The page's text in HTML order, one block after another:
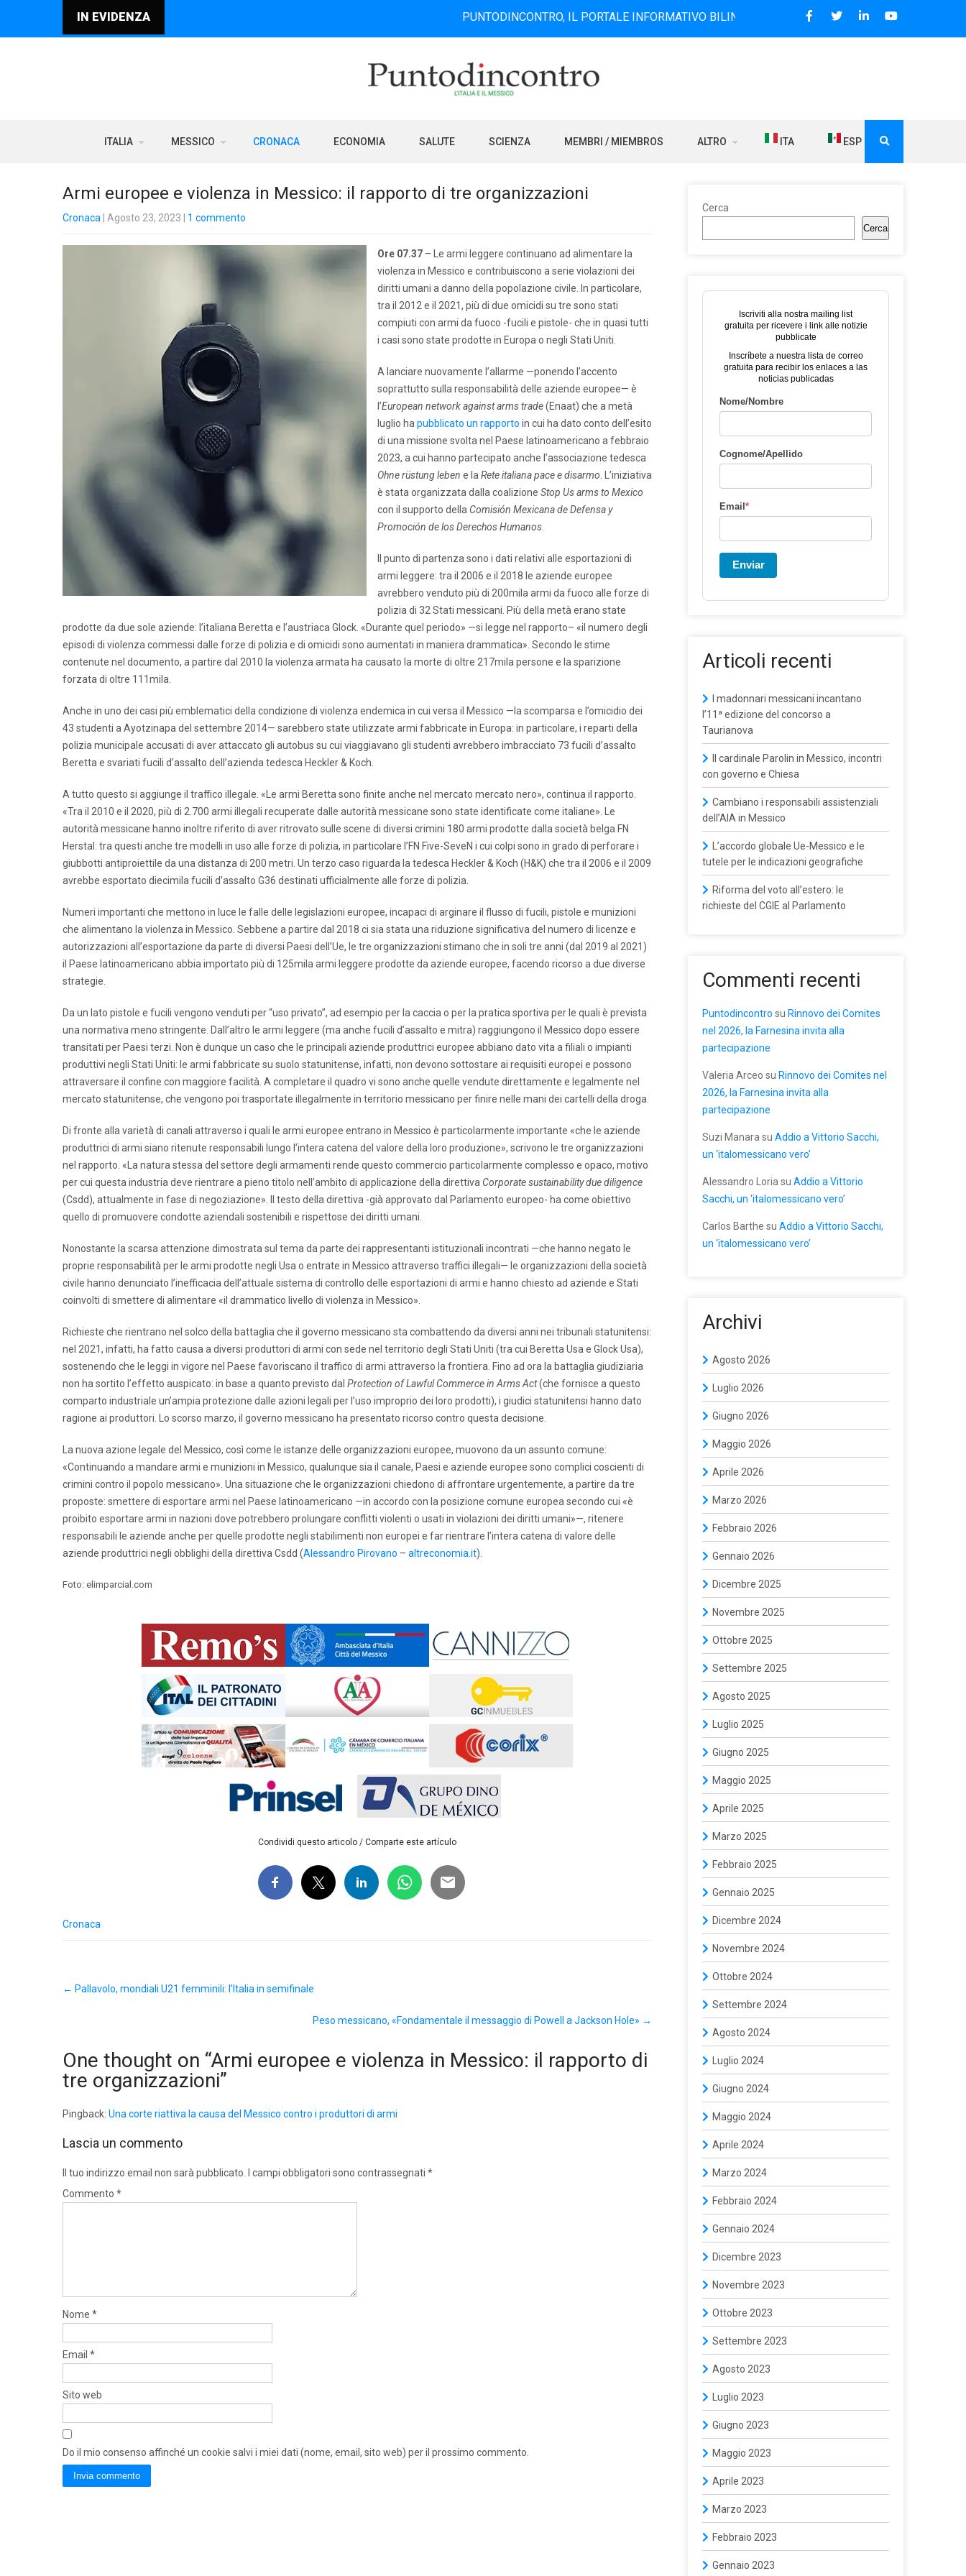
IN EVIDENZA PUNTODINCONTRO, IL PORTALE INFORMATIVO BILINGUE CHE DAL 2006 DIFFONDE NOTIZIE SUI
ITALIA MESSICO CRONACA ECONOMIA SALUTE SCIENZA MEMBRI / MIEMBROS ALTRO ITA ESP
Armi europee e violenza in Messico: il rapporto di tre organizzazioni
Cronaca | Agosto 23, 2023 1 commento
Ore 07.37 – Le armi leggere continuano ad alimentare la
violenza in Messico e contribuiscono a serie violazioni dei
diritti umani a danno della popolazione civile. In particolare,
tra il 2012 e il 2021, più di due omicidi su tre sono stati
compiuti con armi da fuoco -fucili e pistole- che in quasi tutti
i casi sono state prodotte in Europa o negli Stati Uniti.
A lanciare nuovamente l’allarme —ponendo l’accento
soprattutto sulla responsabilità delle aziende europee— è
l’European network against arms trade(Enaat) che a metà
luglio ha pubblicato un rapporto in cui ha dato conto dell’esito
di una missione svolta nel Paese latinoamericano a febbraio
2023, a cui hanno partecipato anche l’associazione tedesca
Ohne rüstung leben e la Rete italiana pace e disarmo . L’iniziativa
è stata organizzata dalla coalizione Stop Us arms to Mexico
con il supporto della Comisión Mexicana de Defensa y
Promoción de los Derechos Humanos
Il punto di partenza sono i dati relativi alle esportazioni di
armi leggere: tra il 2006 e il 2018 le aziende europee
avrebbero venduto più di 200mila armi da fuoco alle forze di
polizia di 32 Stati messicani. Più della metà erano state
prodotte da due sole aziende: l’italiana Beretta e l’austriaca Glock. «Durante quel periodo» —si legge nel rapporto– «il numero degli
episodi di violenza commessi dalle forze di polizia e di omicidi sono aumentati in maniera drammatica». Secondo le stime
contenute nel documento, a partire dal 2010 la violenza armata ha causato la morte di oltre 217mila persone e la sparizione
forzata di oltre 111mila.
Anche in uno dei casi più emblematici della condizione di violenza endemica in cui versa il Messico —la scomparsa e l’omicidio dei
43 studenti a Ayotzinapa del settembre 2014— sarebbero state utilizzate armi fabbricate in Europa: in particolare, i reparti della
polizia municipale accusati di aver attaccato gli autobus su cui viaggiavano gli studenti avrebbero imbracciato 73 fucili d’assalto
Beretta e svariati fucili d’assalto dell’azienda tedesca Heckler & Koch.
A tutto questo si aggiunge il traffico illegale. «Le armi Beretta sono finite anche nel mercato mercato nero», continua il rapporto.
«Tra il 2010 e il 2020, più di 2.700 armi illegali recuperate dalle autorità messicane sono state identificate come italiane». Le
autorità messicane hanno inoltre riferito di aver ritrovato sulle scene di diversi crimini 180 armi prodotte dalla società belga FN
Herstal: tra questi anche tre modelli in uso alle forze di polizia, in particolare l’FN Five-SeveN i cui colpi sono in grado di perforare i
giubbotti antiproiettile da una distanza di 200 metri. Un terzo caso riguarda la tedesca Heckler & Koch (H&K) che tra il 2006 e il 2009
avrebbe esportato diecimila fucili d’assalto G36 destinati ufficialmente alle forze di polizia.
Numeri importanti che mettono in luce le falle delle legislazioni europee, incapaci di arginare il flusso di fucili, pistole e munizioni
che alimentano la violenza in Messico. Sebbene a partire dal 2018 ci sia stata una riduzione significativa del numero di licenze e
autorizzazioni all’esportazione da parte di diversi Paesi dell’Ue, le tre organizzazioni stimano che in soli tre anni (dal 2019 al 2021)
il Paese latinoamericano abbia importato più di 125mila armi leggere prodotte da aziende europee, facendo ricorso a due diverse
strategie.
Da un lato pistole e fucili vengono venduti per “uso privato”, ad esempio per la caccia o per la pratica sportiva per le quali è prevista
una normativa meno stringente. Dall’altro le armi leggere (ma anche fucili d’assalto e mitra) raggiungono il Messico dopo essere
transitati per Paesi terzi. Non è dunque un caso che le principali aziende produttrici europee abbiano dato vita a filiali o impianti
produttivi negli Stati Uniti: le armi fabbricate su suolo statunitense, infatti, non devono sottostare ai requisiti europei e possono
attraversare il confine con maggiore facilità. A completare il quadro vi sono anche quelle vendute direttamente e legalmente nel
mercato statunitense, che vengono poi trasportate illegalmente in territorio messicano per finire nelle mani dei cartelli della droga.
Di fronte alla varietà di canali attraverso i quali le armi europee entrano in Messico è particolarmente importante «che le aziende
produttrici di armi siano ritenute responsabili lungo l’intera catena del valore della loro produzione», scrivono le tre organizzazioni
nel rapporto. «La natura stessa del settore degli armamenti rende questo commercio particolarmente complesso e opaco, motivo
per cui questa industria deve rientrare a pieno titolo nell’ambito di applicazione della direttiva Corporate sustainability due diligence
(Csdd), attualmente in fase di negoziazione». Il testo della direttiva -già approvato dal Parlamento europeo- ha come obiettivo
quello di promuovere condotte aziendali sostenibili e rispettose dei diritti umani.
Nonostante la scarsa attenzione dimostrata sul tema da parte dei rappresentanti istituzionali incontrati —che hanno negato le
proprie responsabilità per le armi prodotte negli Usa o entrate in Messico attraverso traffici illegali— le organizzazioni della società
civile hanno denunciato l’inefficacia dell’attuale sistema di controllo delle esportazioni di armi e hanno chiesto ad aziende e Stati
coinvolti di smettere di alimentare «il drammatico livello di violenza in Messico».
Richieste che rientrano nel solco della battaglia che il governo messicano sta combattendo da diversi anni nei tribunali statunitensi:
nel 2021, infatti, ha fatto causa a diversi produttori di armi con sede nel territorio degli Stati Uniti (tra cui Beretta Usa e Glock Usa),
sostenendo che le leggi in vigore nel Paese favoriscano il traffico di armi attraverso la frontiera. Fino ad ora la battaglia giudiziaria
non ha sortito l’effetto auspicato: in base a quanto previsto dal Protection of Lawful Commerce in Arms Act(che fornisce a questo
comparto industriale un’ampia protezione dalle azioni legali per l’uso improprio dei loro prodotti), i giudici statunitensi hanno dato
ragione ai produttori. Lo scorso marzo, il governo messicano ha presentato ricorso contro questa decisione.
La nuova azione legale del Messico, così come le istanze delle organizzazioni europee, muovono da un assunto comune:
«Continuando a mandare armi e munizioni in Messico, qualunque sia il canale, Paesi e aziende europee sono complici coscienti di
crimini contro il popolo messicano». Una situazione che le organizzazioni chiedono di affrontare urgentemente, a partire da tre
proposte: smettere di esportare armi nel Paese latinoamericano —in accordo con la posizione comune europea secondo cui «è
proibito esportare armi in nazioni dove potrebbero prolungare conflitti violenti o usati in violazioni dei diritti umani»—, ritenere
responsabili le aziende anche per quelle prodotte negli stabilimenti non europei e far rientrare l’intera catena di valore delle
aziende produttrici negli obblighi della direttiva Csdd (Alessandro Pirovano – altreconomia.it).
Foto: elimparcial.com
Condividi questo articolo / Comparte este artículo
Cronaca
navigation
← Pallavolo, mondiali U21 femminili: l’Italia in semifinale
Peso messicano, «Fondamentale il messaggio di Powell a Jackson Hole» →
One thought on “Armi europee e violenza in Messico: il rapporto di
tre organizzazioni”
Pingback: Una corte riattiva la causa del Messico contro i produttori di armi
Lascia un commento
Il tuo indirizzo email non sarà pubblicato. I campi obbligatori sono contrassegnati *
Commento *
Nome *
Email *
Sito web
Do il mio consenso affinché un cookie salvi i miei dati (nome, email, sito web) per il prossimo commento.
Cerca
Cerca
Iscriviti alla nostra mailing list
gratuita per ricevere i link alle notizie
pubblicate
Inscríbete a nuestra lista de correo
gratuita para recibir los enlaces a las
noticias publicadas
Nome/Nombre
Cognome/Apellido
Email *
Enviar
Articoli recenti
I madonnari messicani incantano
l’11ª edizione del concorso a
Taurianova
Il cardinale Parolin in Messico, incontri
con governo e Chiesa
Cambiano i responsabili assistenziali
dell’AIA in Messico
L’accordo globale Ue-Messico e le
tutele per le indicazioni geografiche
Riforma del voto all’estero: le
richieste del CGIE al Parlamento
Commenti recenti
Puntodincontro su Rinnovo dei Comites
nel 2026, la Farnesina invita alla
partecipazione
Valeria Arceo su Rinnovo dei Comites nel
2026, la Farnesina invita alla
partecipazione
Suzi Manara su Addio a Vittorio Sacchi,
un ‘italomessicano vero’
Alessandro Loria su Addio a Vittorio
Sacchi, un ‘italomessicano vero’
Carlos Barthe su Addio a Vittorio Sacchi,
un ‘italomessicano vero’
Archivi
Agosto 2026
Luglio 2026
Giugno 2026
Maggio 2026
Aprile 2026
Marzo 2026
Febbraio 2026
Gennaio 2026
Dicembre 2025
Novembre 2025
Ottobre 2025
Settembre 2025
Agosto 2025
Luglio 2025
Giugno 2025
Maggio 2025
Aprile 2025
Marzo 2025
Febbraio 2025
Gennaio 2025
Dicembre 2024
Novembre 2024
Ottobre 2024
Settembre 2024
Agosto 2024
Luglio 2024
Giugno 2024
Maggio 2024
Aprile 2024
Marzo 2024
Febbraio 2024
Gennaio 2024
Dicembre 2023
Novembre 2023
Ottobre 2023
Settembre 2023
Agosto 2023
Luglio 2023
Giugno 2023
Maggio 2023
Aprile 2023
Marzo 2023
Febbraio 2023
Gennaio 2023